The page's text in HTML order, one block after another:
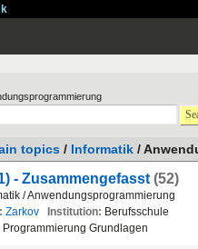
topics / Informatik /
- Zusammengefasst (52)
/Anwendungsprogrammierung
Zarkov Institution: Berufsschule
Programmierung Grundlagen